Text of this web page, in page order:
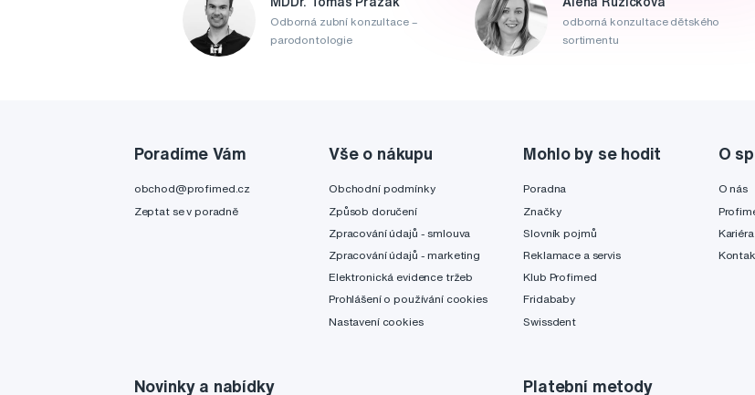
Odborná zubní konzultace –
parodontologie
odborná konzultace dětského
sortimentu
Poradíme Vám
obchod@profimed.cz
Zeptat se v poradně
Vše o nákupu
Obchodní podmínky
Způsob doručení
Zpracování údajů - smlouva
Zpracování údajů - marketing
Elektronická evidence tržeb
Prohlášení o používání cookies
Nastavení cookies
Mohlo by se hodit
Poradna
Značky
Slovník pojmů
Reklamace a servis
Klub Profimed
Fridababy
Swissdent
O
O nás
Kariéra
Novinky a nabídky Platební metody